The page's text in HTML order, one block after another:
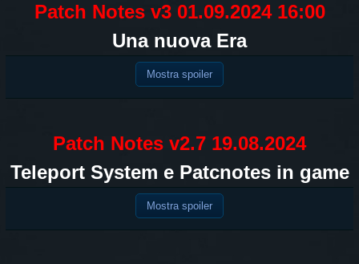
Patch Notes v3 01.09.2024 16:00
Una nuova Era
Mostra spoiler
Patch Notes v2.7 19.08.2024
Teleport System e Patcnotes in game
Mostra spoiler